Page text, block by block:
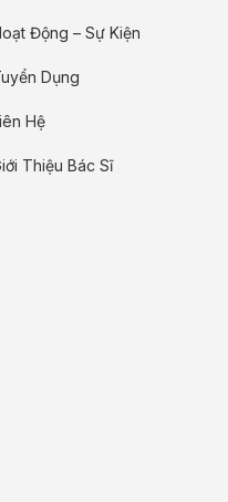
Động – Sự Kiện
Dụng
Hệ
Thiệu Bác Sĩ